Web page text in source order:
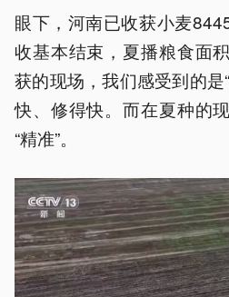
眼下，河南已收获小麦
收基本结束，夏播粮食面
获的现场，我们感受到的
快、修得快。而在夏种的
“精准”。